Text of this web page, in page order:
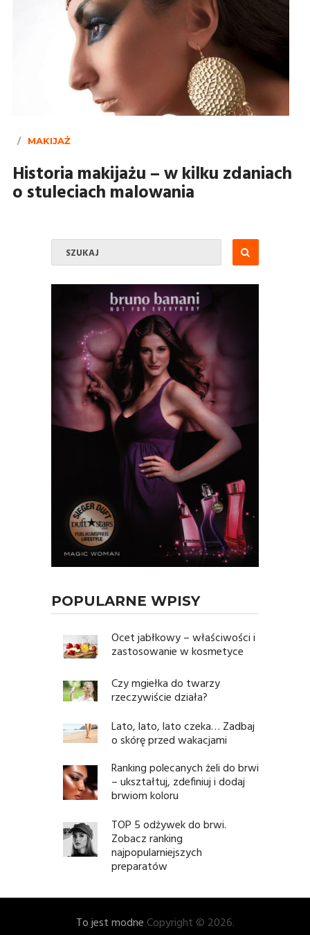
MAKIJAŻ
Historia makijażu – w kilku zdaniach
o stuleciach malowania
POPULARNE WPISY
Ocet jabłkowy – właściwości i
zastosowanie w kosmetyce
Czy mgiełka do twarzy
rzeczywiście działa?
Lato, lato, lato czeka… Zadbaj
o skórę przed wakacjami
Ranking polecanych żeli do brwi
– ukształtuj, zdefiniuj i dodaj
brwiom koloru
TOP 5 odżywek do brwi.
Zobacz ranking
najpopularniejszych
preparatów
To jest modne Copyright © 2026.